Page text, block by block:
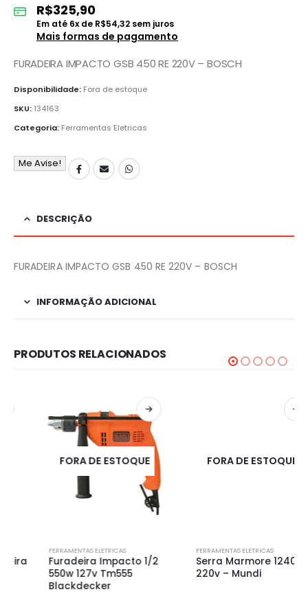
R$325,90
Em até 6x de R$54,32 sem juros
Mais formas de pagamento
FURADEIRA IMPACTO GSB 450 RE 220V – BOSCH
Disponibilidade: Fora de estoque
SKU: 134163
Categoria: Ferramentas Eletricas
Me Avise!
DESCRIÇÃO
FURADEIRA IMPACTO GSB 450 RE 220V – BOSCH
INFORMAÇÃO ADICIONAL
PRODUTOS RELACIONADOS
FORA DE ESTOQUE
FERRAMENTAS ELETRICAS
Furadeira Impacto 1/2
550w 127v Tm555
Blackdecker
FORA DE ESTOQUE
FERRAMENTAS ELETRICAS
Serra Marmore 1240w
220v – Mundi